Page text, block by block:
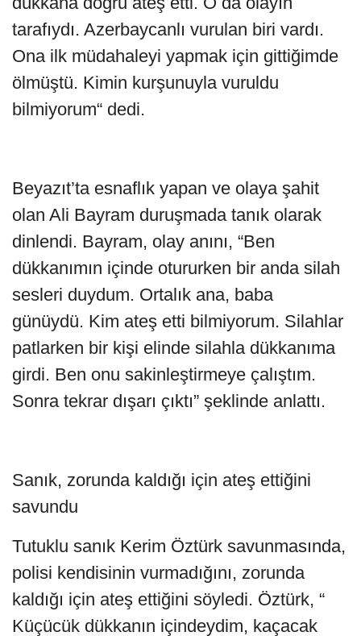
tarafıydı. Azerbaycanlı vurulan biri vardı.
Ona ilk müdahaleyi yapmak için gittiğimde
ölmüştü. Kimin kurşunuyla vuruldu
bilmiyorum“ dedi.
Beyazıt’ta esnaflık yapan ve olaya şahit
olan Ali Bayram duruşmada tanık olarak
dinlendi. Bayram, olay anını, “Ben
dükkanımın içinde otururken bir anda silah
sesleri duydum. Ortalık ana, baba
günüydü. Kim ateş etti bilmiyorum. Silahlar
patlarken bir kişi elinde silahla dükkanıma
girdi. Ben onu sakinleştirmeye çalıştım.
Sonra tekrar dışarı çıktı” şeklinde anlattı.
Sanık, zorunda kaldığı için ateş ettiğini
savundu
Tutuklu sanık Kerim Öztürk savunmasında,
polisi kendisinin vurmadığını, zorunda
kaldığı için ateş ettiğini söyledi. Öztürk, “
Küçücük dükkanın içindeydim, kaçacak